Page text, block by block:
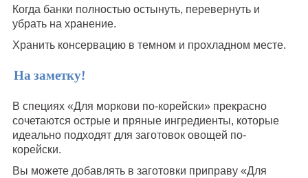
Когда банки полностью остынуть, перевернуть и
убрать на хранение.
Хранить консервацию в темном и прохладном месте.
На заметку!
В специях «Для моркови по-корейски» прекрасно
сочетаются острые и пряные ингредиенты, которые
идеально подходят для заготовок овощей по-
корейски.
Вы можете добавлять в заготовки приправу «Для